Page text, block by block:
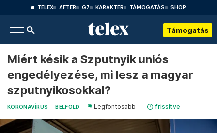
TELEX AFTER G7 KARAKTER TÁMOGATÁS SHOP
Támogatás
Miért késik a Szputnyik uniós
engedélyezése, mi lesz a magyar
szputnyikosokkal?
KORONAVÍRUS BELFÖLD Legfontosabb frissítve